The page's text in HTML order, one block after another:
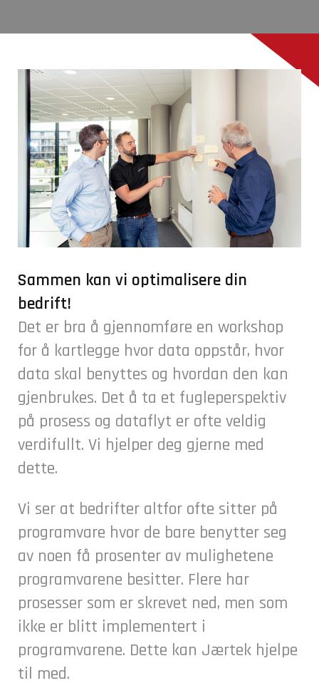
Sammen kan vi optimalisere din
bedrift!
Det er bra å gjennomføre en workshop
for å kartlegge hvor data oppstår, hvor
data skal benyttes og hvordan den kan
gjenbrukes. Det å ta et fugleperspektiv
på prosess og dataflyt er ofte veldig
verdifullt. Vi hjelper deg gjerne med
dette.
Vi ser at bedrifter altfor ofte sitter på
programvare hvor de bare benytter seg
av noen få prosenter av mulighetene
programvarene besitter. Flere har
prosesser som er skrevet ned, men som
ikke er blitt implementert i
programvarene. Dette kan Jærtek hjelpe
til med.